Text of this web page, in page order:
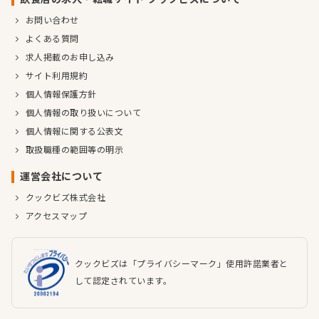
お問い合わせ
よくある質問
求人掲載のお申し込み
サイト利用規約
個人情報保護方針
個人情報の取り扱いについて
個人情報に関する公表文
取扱職種の範囲等の明示
運営会社について
クックビズ株式会社
アクセスマップ
クックビズは「プライバシーマーク」使用許諾業者と
して認定されています。